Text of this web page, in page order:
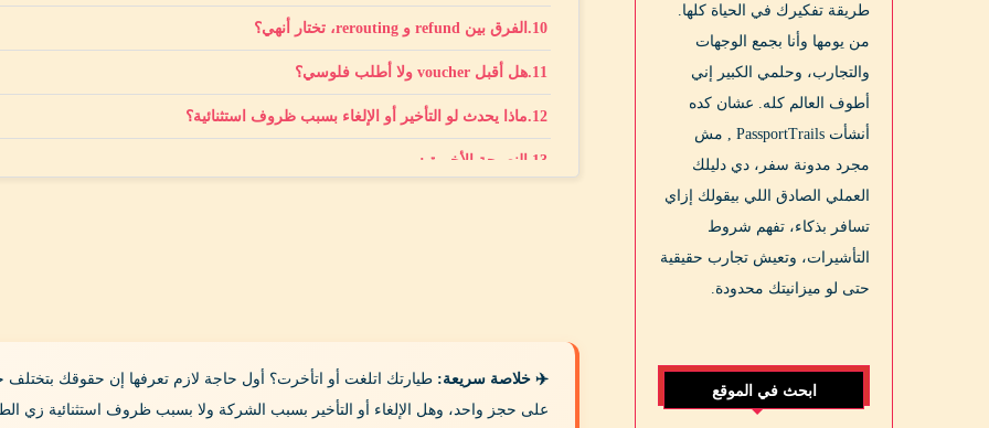
الفرق بين refund و rerouting، تختار أنهي؟
هل أقبل voucher ولا أطلب فلوسي؟
ماذا يحدث لو التأخير أو الإلغاء بسبب ظروف استثنائية؟
النصيحة الأخيرة :
✈️ خلاصة سريعة: طيارتك اتلغت أو اتأخرت؟ أول حاجة لازم تعرفها إن حقوقك
على حجز واحد، وهل الإلغاء أو التأخير بسبب الشركة ولا بسبب ظروف استثنائية زي
طريقة تفكيرك في الحياة كلها.
من يومها وأنا بجمع الوجهات
والتجارب، وحلمي الكبير إني
أطوف العالم كله. عشان كده
أنشأت PassportTrails , مش
مجرد مدونة سفر، دي دليلك
العملي الصادق اللي بيقولك إزاي
تسافر بذكاء، تفهم شروط
التأشيرات، وتعيش تجارب حقيقية
حتى لو ميزانيتك محدودة.
ابحث في الموقع